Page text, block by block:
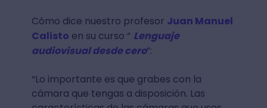
Cómo dice nuestro profesor Juan Manuel
Calisto en su curso “ Lenguaje
audiovisual desde cero”:
“Lo importante es que grabes con la
cámara que tengas a disposición. Las